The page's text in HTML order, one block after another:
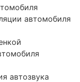
автомобиля
автозвука